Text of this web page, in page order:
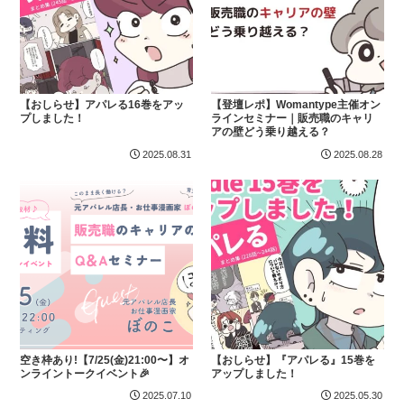
【おしらせ】アパレる16巻をアッ
プしました！
2025.08.31
【登壇レポ】Womantype主催オン
ラインセミナー｜販売職のキャリ
アの壁どう乗り越える？
2025.08.28
空き枠あり!【7/25(金)21:00〜】オ
ンライントークイベント🎉
2025.07.10
【おしらせ】『アパレる』15巻を
アップしました！
2025.05.30